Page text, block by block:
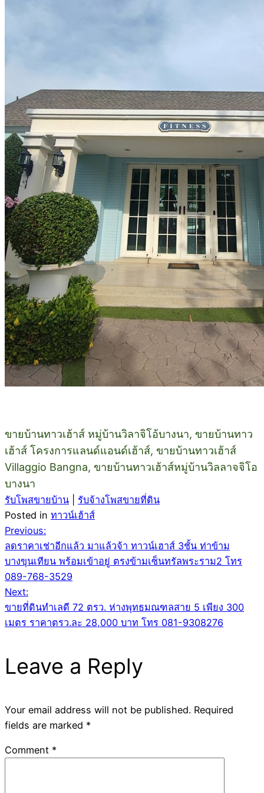
ขายบ้านทาวเฮ้าส์ หมู่บ้านวิลาจิโอ้บางนา, ขายบ้านทาว
เฮ้าส์ โครงการแลนด์แอนด์เฮ้าส์, ขายบ้านทาวเฮ้าส์
Villaggio Bangna, ขายบ้านทาวเฮ้าส์หมู่บ้านวิลลาจจิโอ
บางนา
รับโพสขายบ้าน
รับจ้างโพสขายที่ดิน
Posted in ทาวน์เฮ้าส์
Post
navigation
Previous:
ลดราคาเช่าอีกแล้ว มาแล้วจ้า ทาวน์เฮาส์ 3ชั้น ท่าข้าม
บางขุนเทียน พร้อมเข้าอยู่ ตรงข้ามเซ็นทรัลพระราม2 โทร
089-768-3529
Next:
ขายที่ดินทำเลดี 72 ตรว. ห่างพุทธมณฑลสาย 5 เพียง 300
เมตร ราคาตรว.ละ 28,000 บาท โทร 081-9308276
Leave a Reply
Your email address will not be published. Required
fields are marked *
Comment *